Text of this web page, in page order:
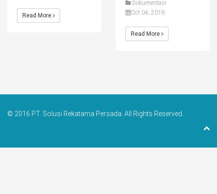
Read More
Dokumentasi
Oct 04, 2019
Read More
© 2016 PT. Solusi Rekatama Persada. All Rights Reserved.